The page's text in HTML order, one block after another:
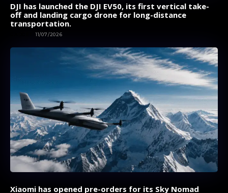
DJI has launched the DJI EV50, its first vertical take-
off and landing cargo drone for long-distance
transportation.
11/07/2026
Xiaomi has opened pre-orders for its Sky Nomad